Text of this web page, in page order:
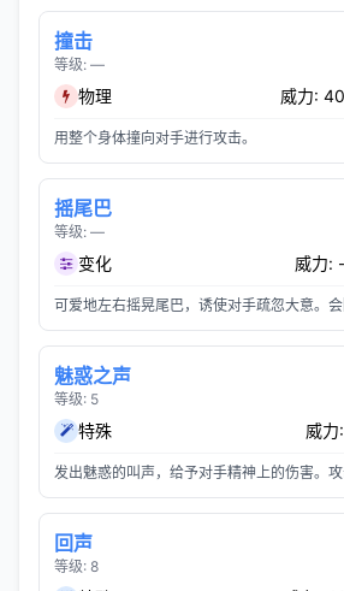
撞击
等级: —
物理 威力: 40
用整个身体撞向对手进行攻击。
摇尾巴
等级: —
变化 威力: -
可爱地左右摇晃尾巴，诱使对手疏忽大意。会
魅惑之声
等级: 5
特殊 威
发出魅惑的叫声，给予对手精神上的伤害。攻
回声
等级: 8